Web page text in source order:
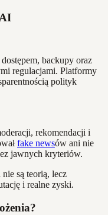
backupy oraz
regulacjami. Platformy
polityk
rekomendacji i
fake newsów ani nie
jawnych kryteriów.
są teorią, lecz
i realne zyski.